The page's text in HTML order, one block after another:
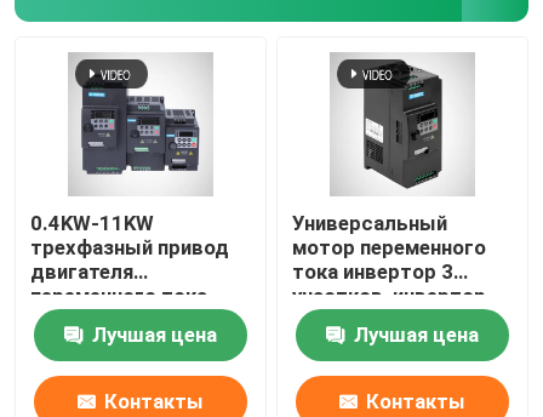
О Компании
Контакты
Продукция
Видео
Переменный инвертор частоты
0.4KW-11KW
трехфазный привод
двигателя
переменного тока
инвертора серии IP20
KD100Лучшая цена
Контакты
Универсальный
мотор переменного
тока инвертор 3
участков, инвертор
частоты одиночной
фазы 10ХПЛучшая цена
Контакты